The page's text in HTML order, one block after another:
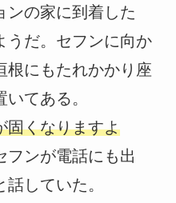
ンの家に到着した
うだ。セフンに向か
根にもたれかかり座
てある。
固くなりますよ
フンが電話にも出
していた。